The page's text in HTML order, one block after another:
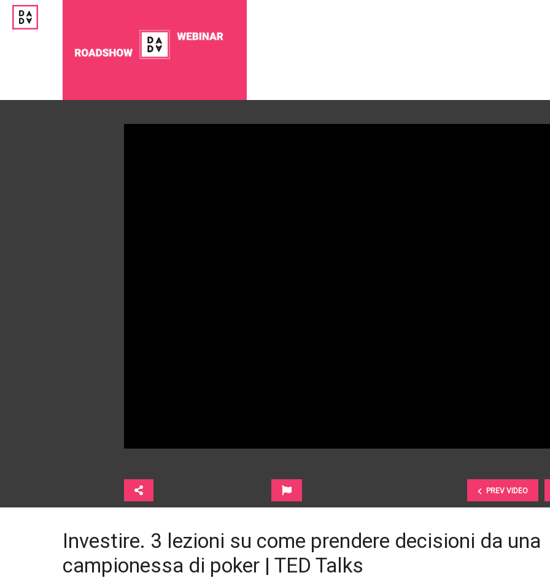
PREV VIDEO
Finanza comportamentale,
Investire. 3 lezioni su come prendere decisioni da una
campionessa di poker | TED Talks